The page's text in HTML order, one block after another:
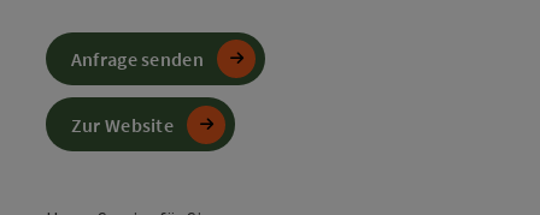
Anfrage senden
Zur Website